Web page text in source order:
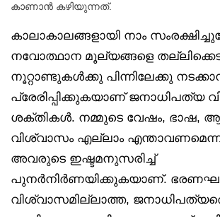
കാണാൻ കഴിയുന്നത്.
കാലാകാലങ്ങളായി നാം
നവോത്ഥാന മൂല്യങ്ങളെ
നൂറ്റാണ്ടുകൾക്കു പിന്നിലേക്കു
പ്രേരിപ്പിക്കുകയാണ് ജനാധിപത്യ
ശക്തികൾ. നമ്മുടെ വേഷം, ഭാഷ,
വിശ്വാസം എല്ലാം
അവരുടെ ഇഷ്ടമനുസരിച്ച്
പുനർനിർണയിക്കുകയാണ്.
വിശ്വാസമില്ലാത്ത,